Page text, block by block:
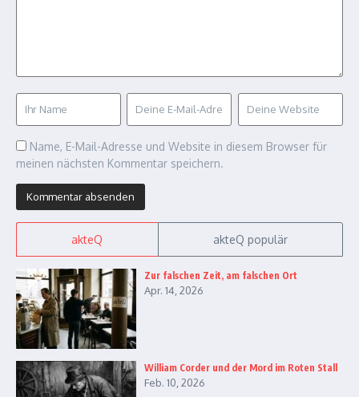
Name, E-Mail-Adresse und Website in diesem Browser für
meinen nächsten Kommentar speichern.
akteQ akteQ populär
Zur falschen Zeit, am falschen Ort
Apr. 14, 2026
William Corder und der Mord im Roten Stall
Feb. 10, 2026